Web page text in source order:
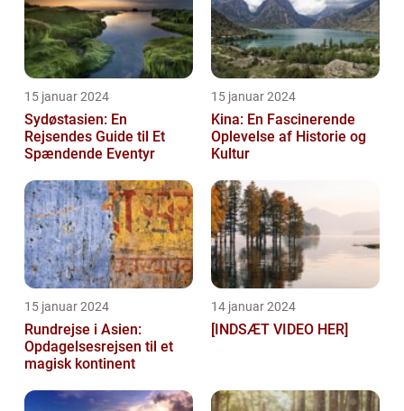
15 januar 2024
Sydøstasien: En
Rejsendes Guide til Et
Spændende Eventyr
15 januar 2024
Kina: En Fascinerende
Oplevelse af Historie og
Kultur
15 januar 2024
Rundrejse i Asien:
Opdagelsesrejsen til et
magisk kontinent
14 januar 2024
[INDSÆT VIDEO HER]